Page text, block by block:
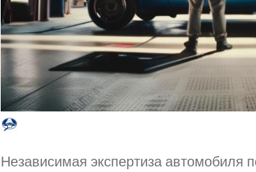
Независимая экспертиза